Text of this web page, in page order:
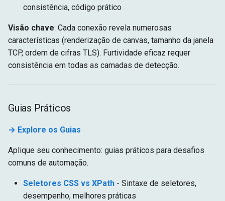
consistência, código prático
Visão chave: Cada conexão revela numerosas
características (renderização de canvas, tamanho da janela
TCP, ordem de cifras TLS). Furtividade eficaz requer
consistência em todas as camadas de detecção.
Guias Práticos
→ Explore os Guias
Aplique seu conhecimento: guias práticos para desafios
comuns de automação.
Seletores CSS vs XPath - Sintaxe de seletores,
desempenho, melhores práticas